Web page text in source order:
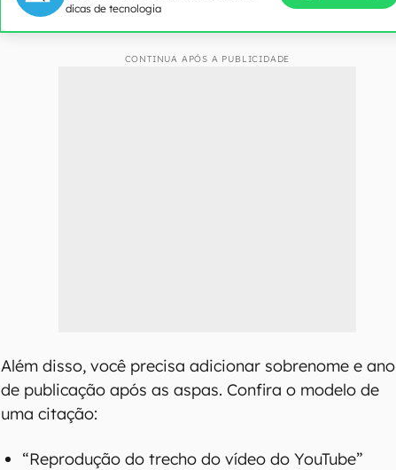
dicas de tecnologia
CONTINUA APÓS A PUBLICIDADE
Além disso, você precisa adicionar sobrenome e ano
de publicação após as aspas. Confira o modelo de
uma citação:
“Reprodução do trecho do vídeo do YouTube”